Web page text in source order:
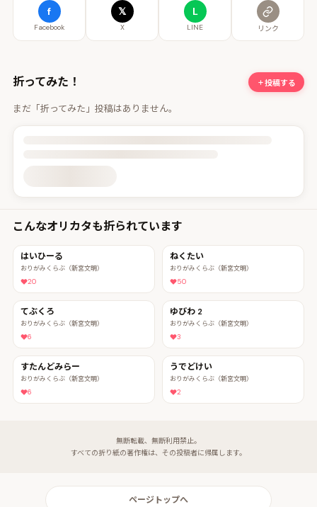
f
Facebook
𝕏
X
L
LINE リンク
折ってみた！ 投稿する
まだ「折ってみた」投稿はありません。
投稿詳細を読み込んでいます
こんなオリカタも折られています
はいひーる
おりがみくらぶ（新宮文明）
20
ねくたい
おりがみくらぶ（新宮文明）
50
てぶくろ
おりがみくらぶ（新宮文明）
6
ゆびわ 2
おりがみくらぶ（新宮文明）
3
すたんどみらー
おりがみくらぶ（新宮文明）
6
うでどけい
おりがみくらぶ（新宮文明）
2
無断転載、無断利用禁止。
すべての折り紙の著作権は、その投稿者に帰属します。
ページトップへ